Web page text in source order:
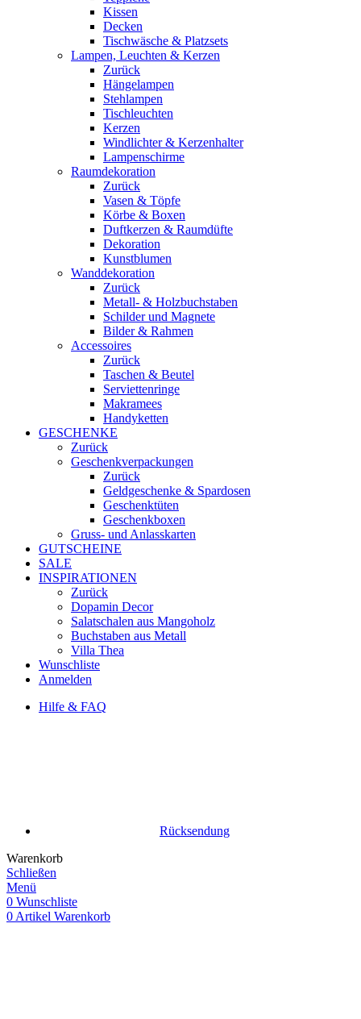
Kissen
Decken
Tischwäsche & Platzsets
Lampen, Leuchten & Kerzen
Zurück
Hängelampen
Stehlampen
Tischleuchten
Kerzen
Windlichter & Kerzenhalter
Lampenschirme
Raumdekoration
Zurück
Vasen & Töpfe
Körbe & Boxen
Duftkerzen & Raumdüfte
Dekoration
Kunstblumen
Wanddekoration
Zurück
Metall- & Holzbuchstaben
Schilder und Magnete
Bilder & Rahmen
Accessoires
Zurück
Taschen & Beutel
Serviettenringe
Makramees
Handyketten
GESCHENKE
Zurück
Geschenkverpackungen
Zurück
Geldgeschenke & Spardosen
Geschenktüten
Geschenkboxen
Gruss- und Anlasskarten
GUTSCHEINE
SALE
INSPIRATIONEN
Zurück
Dopamin Decor
Salatschalen aus Mangoholz
Buchstaben aus Metall
Villa Thea
Wunschliste
Anmelden
Hilfe & FAQ
Rücksendung
Warenkorb
Schließen
Menü
0 Wunschliste
0 Artikel Warenkorb